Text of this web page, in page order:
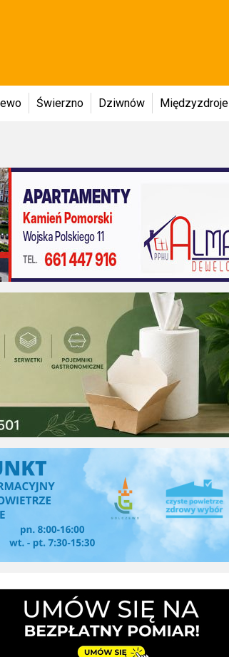
Świerzno Dziwnów Międzyzdroje